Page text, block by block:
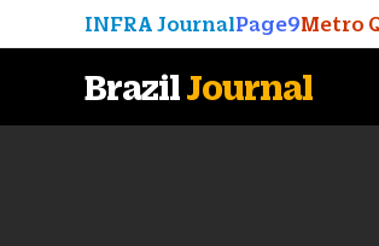
INFRA JournalPage9Metro
BrazilJournal